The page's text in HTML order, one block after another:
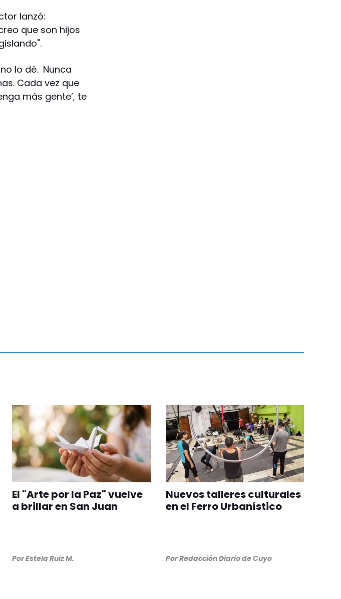
lanzó:
que son hijos
lo dé. Nunca
Cada vez que
más gente’, te
El "Arte por la Paz" vuelve
a brillar en San Juan
PorEstela Ruiz M.
Nuevos talleres culturales
en el Ferro Urbanístico
PorRedacción Diario de Cuyo